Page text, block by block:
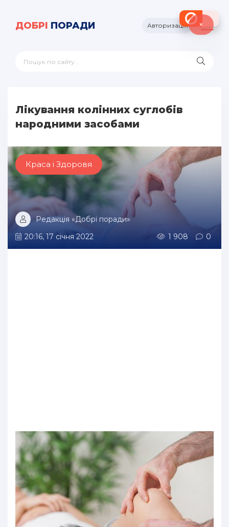
ДОБРІ ПОРАДИ Авторизація
Лікування колінних суглобів
народними засобами
Краса і Здоровя
Редакція «Добрі поради»
20:16, 17 січня 2022
1 908 0
×